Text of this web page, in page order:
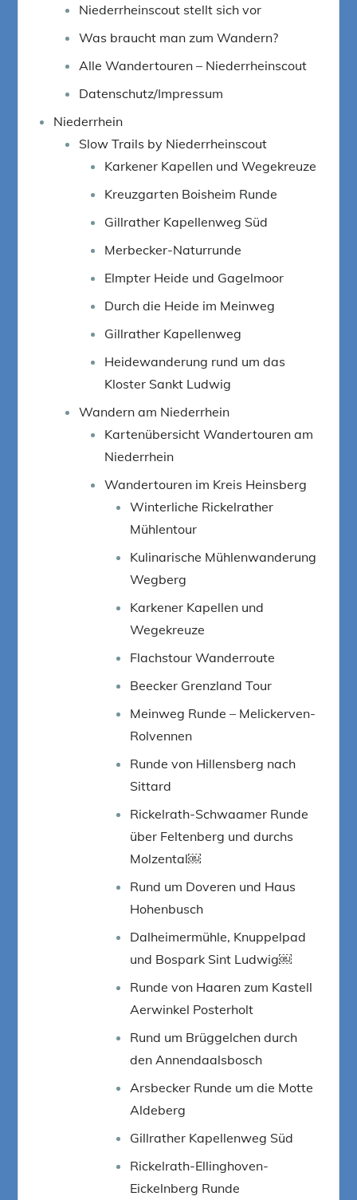
Niederrheinscout stellt sich vor
Was braucht man zum Wandern?
Alle Wandertouren – Niederrheinscout
Datenschutz/Impressum
Niederrhein
Slow Trails by Niederrheinscout
Karkener Kapellen und Wegekreuze
Kreuzgarten Boisheim Runde
Gillrather Kapellenweg Süd
Merbecker-Naturrunde
Elmpter Heide und Gagelmoor
Durch die Heide im Meinweg
Gillrather Kapellenweg
Heidewanderung rund um das
Kloster Sankt Ludwig
Wandern am Niederrhein
Kartenübersicht Wandertouren am
Niederrhein
Wandertouren im Kreis Heinsberg
Winterliche Rickelrather
Mühlentour
Kulinarische Mühlenwanderung
Wegberg
Karkener Kapellen und
Wegekreuze
Flachstour Wanderroute
Beecker Grenzland Tour
Meinweg Runde – Melickerven-
Rolvennen
Runde von Hillensberg nach
Sittard
Rickelrath-Schwaamer Runde
über Feltenberg und durchs
Molzental￼
Rund um Doveren und Haus
Hohenbusch
Dalheimermühle, Knuppelpad
und Bospark Sint Ludwig￼
Runde von Haaren zum Kastell
Aerwinkel Posterholt
Rund um Brüggelchen durch
den Annendaalsbosch
Arsbecker Runde um die Motte
Aldeberg
Gillrather Kapellenweg Süd
Rickelrath-Ellinghoven-
Eickelnberg Runde